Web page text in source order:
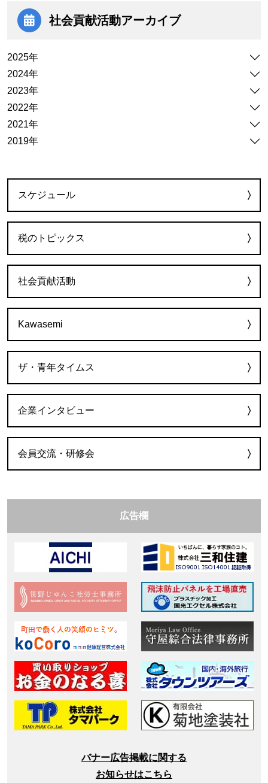
社会貢献活動アーカイブ
2025年
2024年
2023年
2022年
2021年
2019年
スケジュール
税のトピックス
社会貢献活動
Kawasemi
ザ・青年タイムス
企業インタビュー
会員交流・研修会
広告欄
バナー広告掲載に関する
お知らせはこちら